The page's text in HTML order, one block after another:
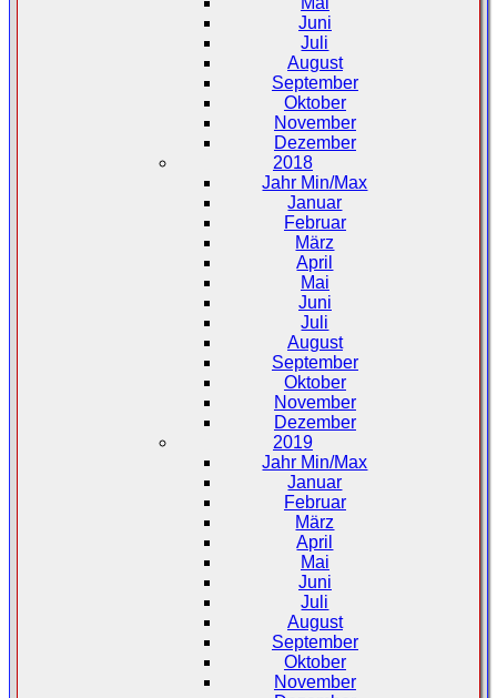
Juni
Juli
August
September
Oktober
November
Dezember
2018
Jahr Min/Max
Januar
Februar
März
April
Mai
Juni
Juli
August
September
Oktober
November
Dezember
2019
Jahr Min/Max
Januar
Februar
März
April
Mai
Juni
Juli
August
September
Oktober
November